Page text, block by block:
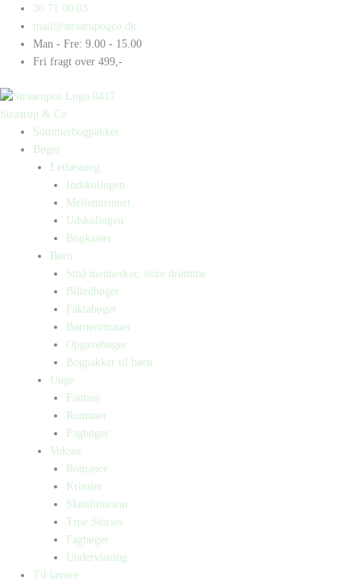
indholdet
30 71 00 03
mail@straarupogco.dk
Man - Fre: 9.00 - 15.00
Fri fragt over 499,-
Straarup & Co
Sommerbogpakker
Bøger
Letlæsning
Indskolingen
Mellemtrinnet
Udskolingen
Bogkasser
Børn
Små mennesker, store drømme
Billedbøger
Faktabøger
Børneromaner
Opgavebøger
Bogpakker til børn
Unge
Fantasy
Romaner
Fagbøger
Voksne
Romance
Krimier
Skønlitteratur
True Stories
Fagbøger
Undervisning
Til lærere
Products
search
Products
search
Bogpakke
Fantasy